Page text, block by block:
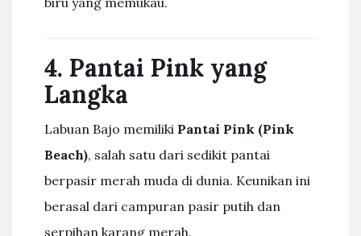
4. Pantai Pink yang
Langka
Labuan Bajo memiliki Pantai Pink (Pink
Beach), salah satu dari sedikit pantai
berpasir merah muda di dunia. Keunikan ini
berasal dari campuran pasir putih dan
serpihan karang merah.